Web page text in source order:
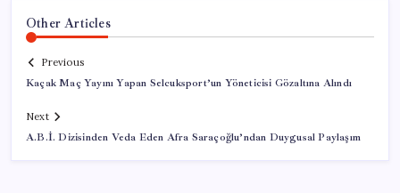
Other Articles
Previous
Kaçak Maç Yayını Yapan Selcuksport’un Yöneticisi Gözaltına Alındı
Next
A.B.İ. Dizisinden Veda Eden Afra Saraçoğlu’ndan Duygusal Paylaşım